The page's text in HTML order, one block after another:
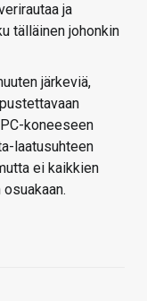
ja
tälläinen johonkin
järkeviä,
koneeseen
laatusuhteen
ei kaikkien